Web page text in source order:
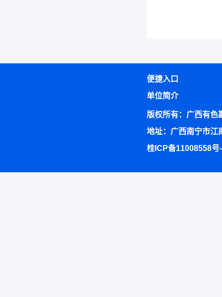
便捷入口
单位简介
版权所有：广西有色
地址：广西南宁市江
桂ICP备11008558号